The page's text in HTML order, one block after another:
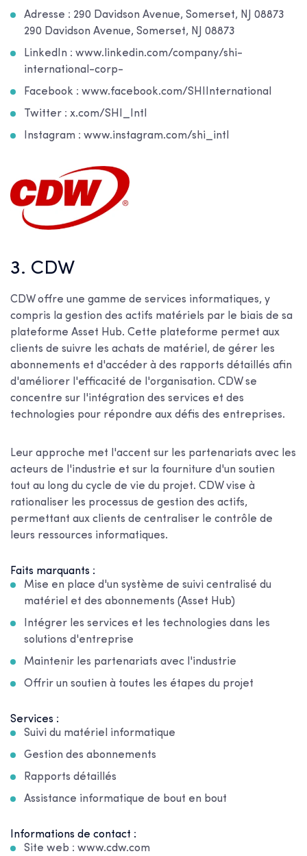
Adresse : 290 Davidson Avenue, Somerset, NJ 08873
290 Davidson Avenue, Somerset, NJ 08873
LinkedIn : www.linkedin.com/company/shi-
international-corp-
Facebook : www.facebook.com/SHIInternational
Twitter : x.com/SHI_Intl
Instagram : www.instagram.com/shi_intl
3. CDW
CDW offre une gamme de services informatiques, y
compris la gestion des actifs matériels par le biais de sa
plateforme Asset Hub. Cette plateforme permet aux
clients de suivre les achats de matériel, de gérer les
abonnements et d'accéder à des rapports détaillés afin
d'améliorer l'efficacité de l'organisation. CDW se
concentre sur l'intégration des services et des
technologies pour répondre aux défis des entreprises.
Leur approche met l'accent sur les partenariats avec les
acteurs de l'industrie et sur la fourniture d'un soutien
tout au long du cycle de vie du projet. CDW vise à
rationaliser les processus de gestion des actifs,
permettant aux clients de centraliser le contrôle de
leurs ressources informatiques.
Faits marquants :
Mise en place d'un système de suivi centralisé du
matériel et des abonnements (Asset Hub)
Intégrer les services et les technologies dans les
solutions d'entreprise
Maintenir les partenariats avec l'industrie
Offrir un soutien à toutes les étapes du projet
Services :
Suivi du matériel informatique
Gestion des abonnements
Rapports détaillés
Assistance informatique de bout en bout
Informations de contact :
Site web : www.cdw.com